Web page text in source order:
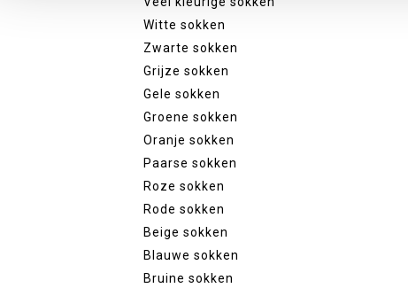
Witte sokken
Zwarte sokken
Grijze sokken
Gele sokken
Groene sokken
Oranje sokken
Paarse sokken
Roze sokken
Rode sokken
Beige sokken
Blauwe sokken
Bruine sokken